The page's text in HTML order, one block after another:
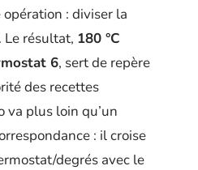
: diviser la
résultat, 180 °C
6, sert de repère
des recettes
va plus loin qu’un
: il croise
degrés avec le